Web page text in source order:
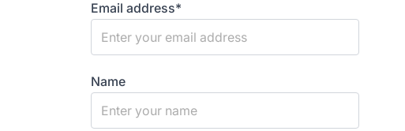
Email address*
Name